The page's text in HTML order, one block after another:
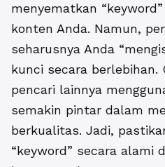
menyematkan
konten Anda. Namun,
seharusnya Anda
kunci secara berlebihan.
pencari lainnya
semakin pintar dalam
berkualitas. Jadi,
“keyword” secara alami